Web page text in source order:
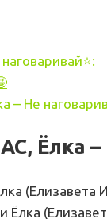
– Не
Ёлка –
(Елизавета
Ёлка